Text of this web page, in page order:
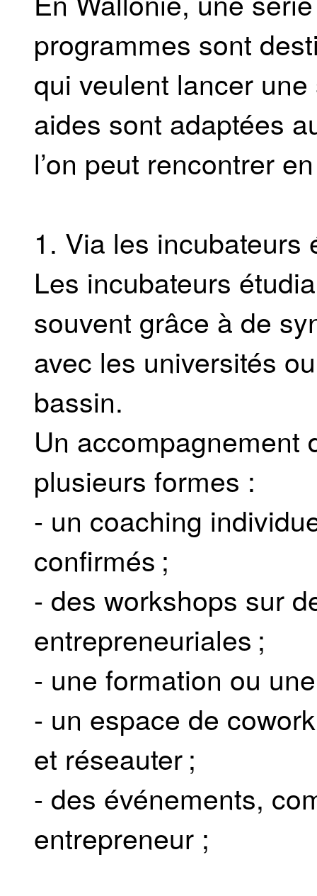
programmes sont
qui veulent lancer
aides sont adaptées
l’on peut rencontrer
1. Via les incubateurs
Les incubateurs
souvent grâce à de
avec les universités
bassin.
Un accompagnement
plusieurs formes :
- un coaching
confirmés ;
- des workshops sur
entrepreneuriales ;
- une formation ou
- un espace de
et réseauter ;
- des événements,
entrepreneur ;